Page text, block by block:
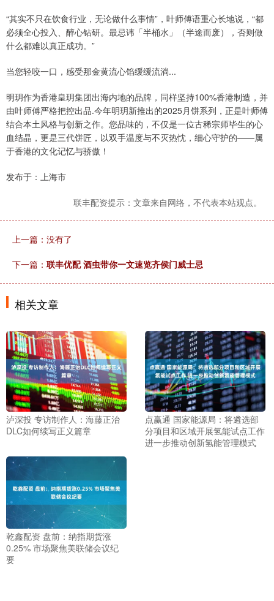
“其实不只在饮食行业，无论做什么事情”，叶师傅语重心长地说，“都
必须全心投入、醉心钻研。最忌讳「半桶水」（半途而废），否则做
什么都难以真正成功。”
当您轻咬一口，感受那金黄流心馅缓缓流淌...
明玥作为香港皇玥集团出海内地的品牌，同样坚持100%香港制造，并
由叶师傅严格把控出品.今年明玥新推出的2025月饼系列，正是叶师傅
结合本土风格与创新之作。您品味的，不仅是一位古稀宗师毕生的心
血结晶，更是三代饼匠，以双手温度与不灭热忱，细心守护的——属
于香港的文化记忆与骄傲！
发布于：上海市
联丰配资提示：文章来自网络，不代表本站观点。
上一篇：没有了
下一篇： 联丰优配 酒虫带你一文速览齐侯门威士忌
相关文章
泸深投 专访制作人：海藤正治
DLC如何续写正义篇章
点赢通 国家能源局：将遴选部
分项目和区域开展氢能试点工作
进一步推动创新氢能管理模式
乾鑫配资 盘前：纳指期货涨
0.25% 市场聚焦美联储会议纪
要